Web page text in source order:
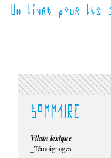
Un livre pour les
SOMMAIRE
Vilain lexique
_Témoignages